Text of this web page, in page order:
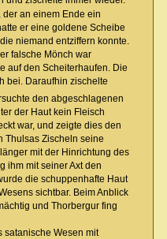
an einem Ende ein
er eine goldene Scheibe
niemand entziffern konnte.
falsche Mönch war
auf den Scheiterhaufen. Die
bei. Daraufhin zischelte
den abgeschlagenen
der Haut kein Fleisch
war, und zeigte dies den
Thulsas Zischeln seine
mit der Hinrichtung des
ihm mit seiner Axt den
die schuppenhafte Haut
sichtbar. Beim Anblick
und Thorbergur fing
satanische Wesen mit